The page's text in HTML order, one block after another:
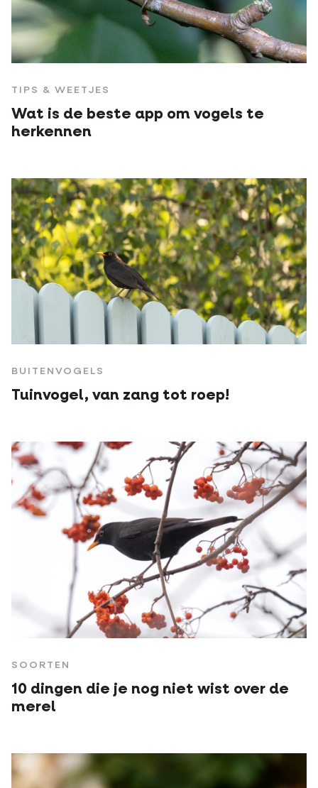
TIPS & WEETJES
Wat is de beste app om vogels te
herkennen
BUITENVOGELS
Tuinvogel, van zang tot roep!
SOORTEN
10 dingen die je nog niet wist over de
merel